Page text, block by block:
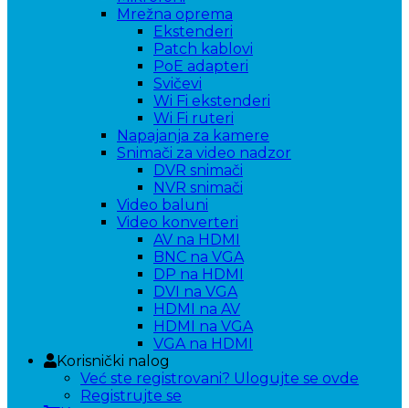
Mrežna oprema
Ekstenderi
Patch kablovi
PoE adapteri
Svičevi
Wi Fi ekstenderi
Wi Fi ruteri
Napajanja za kamere
Snimači za video nadzor
DVR snimači
NVR snimači
Video baluni
Video konverteri
AV na HDMI
BNC na VGA
DP na HDMI
DVI na VGA
HDMI na AV
HDMI na VGA
VGA na HDMI
Korisnički nalog
Već ste registrovani? Ulogujte se ovde
Registrujte se